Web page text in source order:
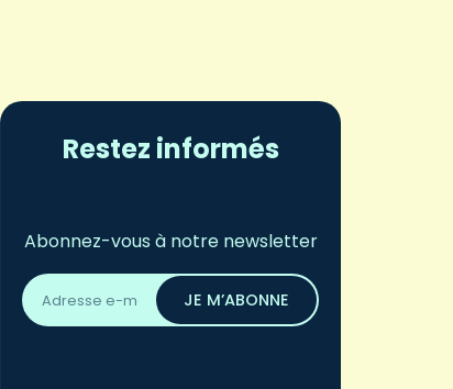
Restez informés
Abonnez-vous à notre newsletter
Adresse
email
*
JE M’ABONNE